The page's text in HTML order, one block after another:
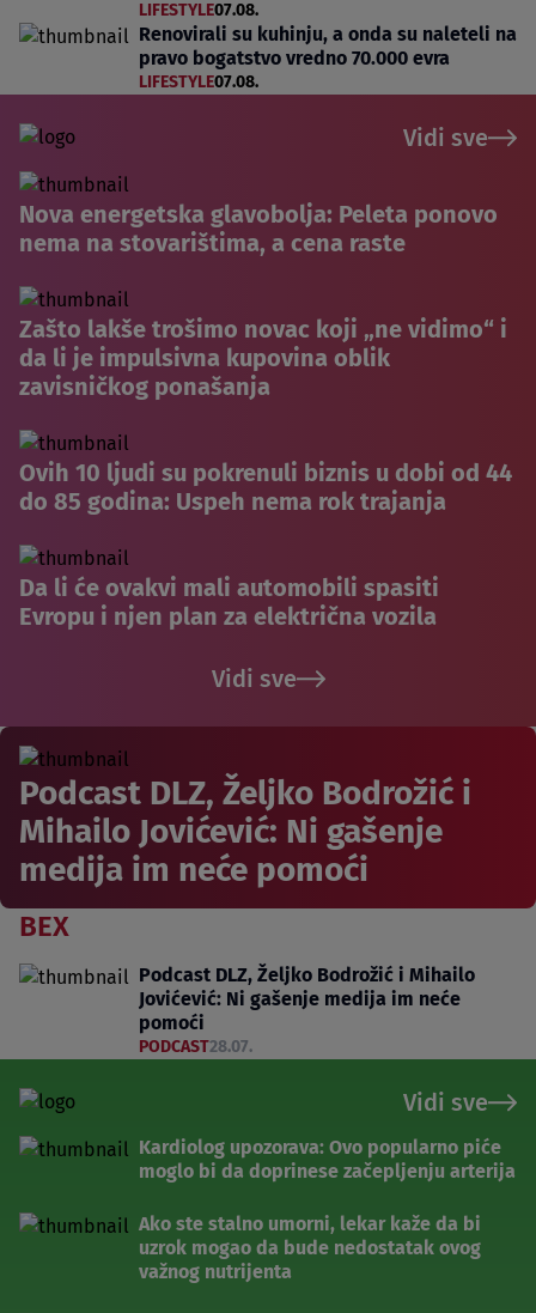
LIFESTYLE07.08.
Renovirali su kuhinju, a onda su naleteli na
pravo bogatstvo vredno 70.000 evra
LIFESTYLE07.08.
Vidi sve
Nova energetska glavobolja: Peleta ponovo
nema na stovarištima, a cena raste
Zašto lakše trošimo novac koji „ne vidimo“ i
da li je impulsivna kupovina oblik
zavisničkog ponašanja
Ovih 10 ljudi su pokrenuli biznis u dobi od 44
do 85 godina: Uspeh nema rok trajanja
Da li će ovakvi mali automobili spasiti
Evropu i njen plan za električna vozila
Vidi sve
Podcast DLZ, Željko Bodrožić i
Mihailo Jovićević: Ni gašenje
medija im neće pomoći
BEX
Podcast DLZ, Željko Bodrožić i Mihailo
Jovićević: Ni gašenje medija im neće
pomoći
PODCAST28.07.
Vidi sve
Kardiolog upozorava: Ovo popularno piće
moglo bi da doprinese začepljenju arterija
Ako ste stalno umorni, lekar kaže da bi
uzrok mogao da bude nedostatak ovog
važnog nutrijenta